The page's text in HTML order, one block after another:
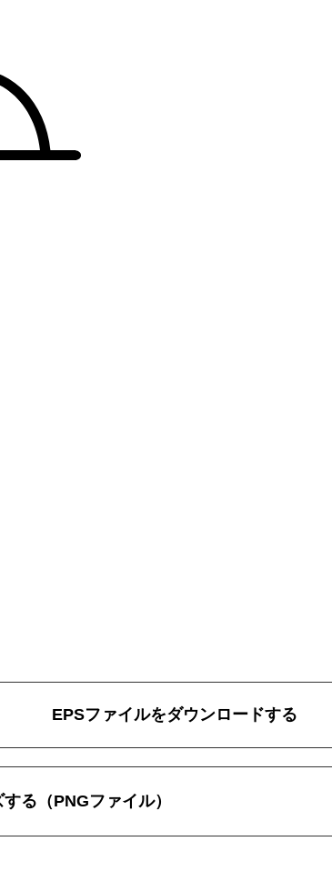
EPSファイルをダウンロードする
する （PNGファイル）